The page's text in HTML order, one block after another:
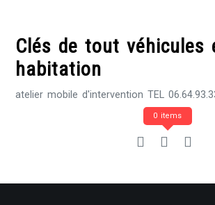
contentClés de tout véhicules
habitation
atelier mobile d'intervention TEL
0 items